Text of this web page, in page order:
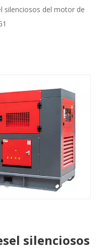
silenciosos
DCEC